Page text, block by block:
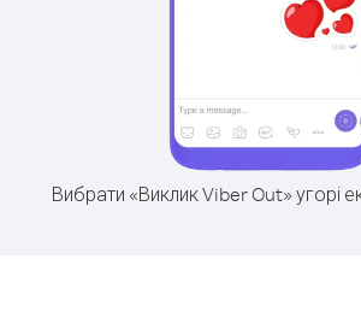
Вибрати «Виклик Viber Out» угорі